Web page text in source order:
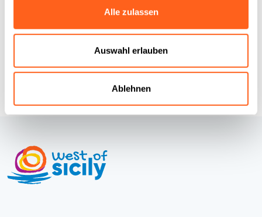
Alle zulassen
Auswahl erlauben
Ablehnen
Infos anfordern